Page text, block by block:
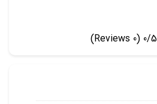
0/5
(0 Reviews)